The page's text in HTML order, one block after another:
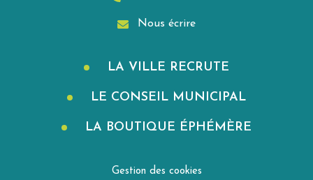
Nous écrire
LA VILLE RECRUTE
LE CONSEIL MUNICIPAL
LA BOUTIQUE ÉPHÉMÈRE
Gestion des cookies